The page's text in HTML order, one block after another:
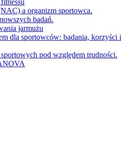
a organizm sportowca.
badań.
jarmużu
dla sportowców: badania, korzyści i
pod względem trudności.